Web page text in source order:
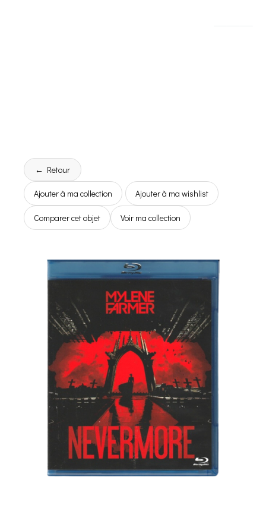
← Retour
Ajouter à ma collection Ajouter à ma wishlist
Comparer cet objet Voir ma collection